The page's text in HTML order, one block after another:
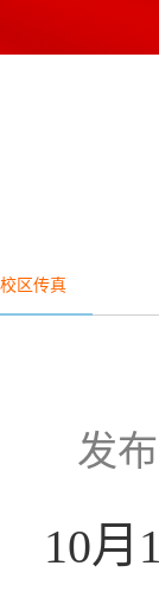
校区传真
发
10月